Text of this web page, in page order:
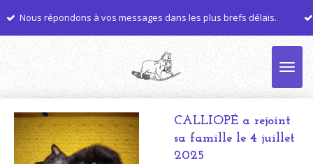
Passer
messages dans les plus brefs délais.
s'adaptera le mieux
CALLIOPÉ a rejoint
sa famille le 4 juillet
2025